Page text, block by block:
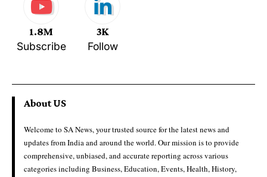
1.8M
Subscribe
3K
Follow
About US
Welcome to SA News, your trusted source for the latest news and
updates from India and around the world. Our mission is to provide
comprehensive, unbiased, and accurate reporting across various
categories including Business, Education, Events, Health, History,